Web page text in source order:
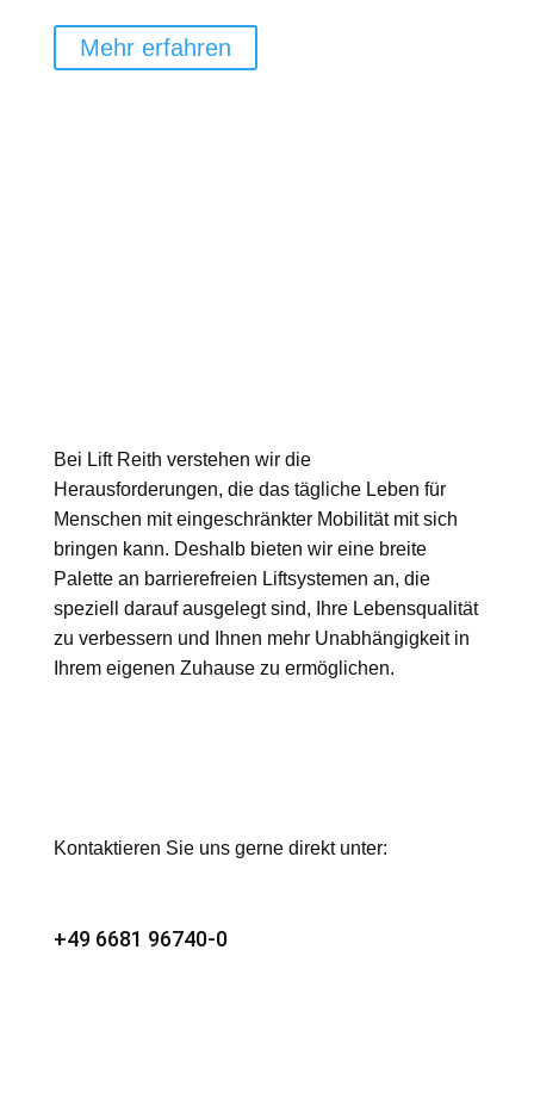
Mehr erfahren
Bei Lift Reith verstehen wir die
Herausforderungen, die das tägliche Leben für
Menschen mit eingeschränkter Mobilität mit sich
bringen kann. Deshalb bieten wir eine breite
Palette an barrierefreien Liftsystemen an, die
speziell darauf ausgelegt sind, Ihre Lebensqualität
zu verbessern und Ihnen mehr Unabhängigkeit in
Ihrem eigenen Zuhause zu ermöglichen.
Kontaktieren Sie uns gerne direkt unter:
+49 6681 96740-0